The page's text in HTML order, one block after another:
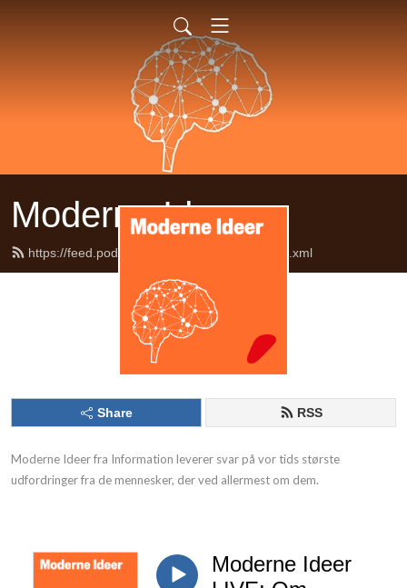
Moderne Ideer
https://feed.podbean.com/moderneideer/feed.xml
Share RSS
Moderne Ideer fra Information leverer svar på vor tids største
udfordringer fra de mennesker, der ved allermest om dem.
Moderne Ideer